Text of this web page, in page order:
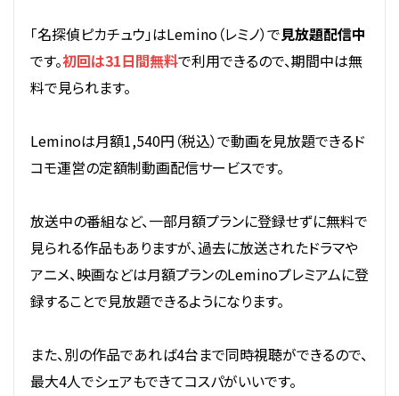
「名探偵ピカチュウ」はLemino（レミノ）で見放題配信中
です。初回は31日間無料で利用できるので、期間中は無
料で見られます。
Leminoは月額1,540円（税込）で動画を見放題できるド
コモ運営の定額制動画配信サービスです。
放送中の番組など、一部月額プランに登録せずに無料で
見られる作品もありますが、過去に放送されたドラマや
アニメ、映画などは月額プランのLeminoプレミアムに登
録することで見放題できるようになります。
また、別の作品であれば4台まで同時視聴ができるので、
最大4人でシェアもできてコスパがいいです。